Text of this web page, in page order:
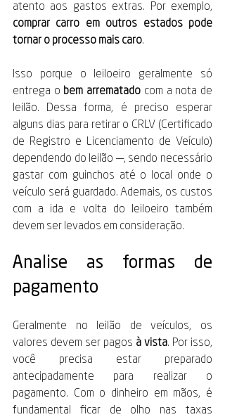
comprar carro em outros estados pode
tornar o processo mais caro.
Isso porque o leiloeiro geralmente só
entrega o bem arrematado com a nota de
leilão. Dessa forma, é preciso esperar
alguns dias para retirar o CRLV (Certificado
de Registro e Licenciamento de Veículo)
dependendo do leilão —, sendo necessário
gastar com guinchos até o local onde o
veículo será guardado. Ademais, os custos
com a ida e volta do leiloeiro também
devem ser levados em consideração.
Analise as formas de
pagamento
Geralmente no leilão de veículos, os
valores devem ser pagos à vista. Por isso,
você precisa estar preparado
antecipadamente para realizar o
pagamento. Com o dinheiro em mãos, é
fundamental ficar de olho nas taxas